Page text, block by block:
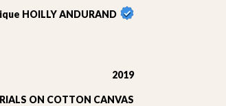
HOILLY ANDURAND
2019
ON COTTON CANVAS